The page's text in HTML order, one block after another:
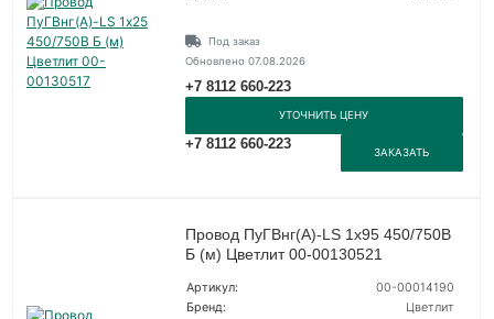
Под заказ
Обновлено 07.08.2026
+7 8112 660-223
УТОЧНИТЬ ЦЕНУ
+7 8112 660-223
ЗАКАЗАТЬ
Провод ПуГВнг(А)-LS 1х95 450/750В
Б (м) Цветлит 00-00130521
Артикул:
00-00014190
Бренд:
Цветлит